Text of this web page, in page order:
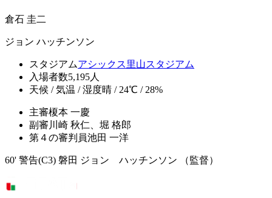
倉石 圭二
ジョン ハッチンソン
スタジアムアシックス里山スタジアム
入場者数5,195人
天候 / 気温 / 湿度晴 / 24℃ / 28%
主審榎本 一慶
副審 川崎 秋仁、堀 格郎
第４の審判員池田 一洋
60' 警告(C3) 磐田 ジョン ハッチンソン （監督）